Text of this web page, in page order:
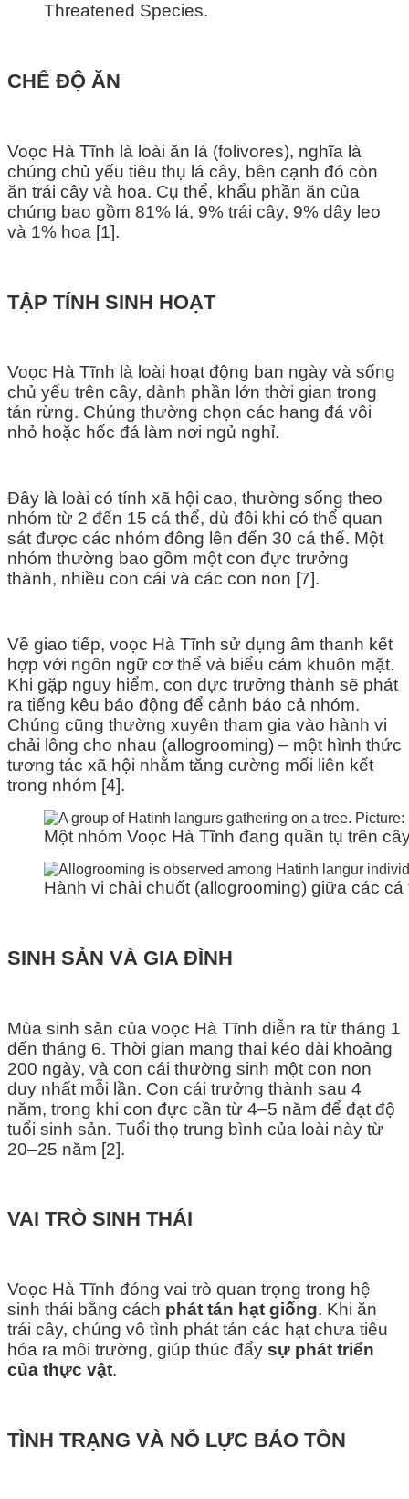
Threatened Species.
CHẾ ĐỘ ĂN
Voọc Hà Tĩnh là loài ăn lá (folivores), nghĩa là
chúng chủ yếu tiêu thụ lá cây, bên cạnh đó còn
ăn trái cây và hoa. Cụ thể, khẩu phần ăn của
chúng bao gồm 81% lá, 9% trái cây, 9% dây leo
và 1% hoa [1].
TẬP TÍNH SINH HOẠT
Voọc Hà Tĩnh là loài hoạt động ban ngày và sống
chủ yếu trên cây, dành phần lớn thời gian trong
tán rừng. Chúng thường chọn các hang đá vôi
nhỏ hoặc hốc đá làm nơi ngủ nghỉ.
Đây là loài có tính xã hội cao, thường sống theo
nhóm từ 2 đến 15 cá thể, dù đôi khi có thể quan
sát được các nhóm đông lên đến 30 cá thể. Một
nhóm thường bao gồm một con đực trưởng
thành, nhiều con cái và các con non [7].
Về giao tiếp, voọc Hà Tĩnh sử dụng âm thanh kết
hợp với ngôn ngữ cơ thể và biểu cảm khuôn mặt.
Khi gặp nguy hiểm, con đực trưởng thành sẽ phát
ra tiếng kêu báo động để cảnh báo cả nhóm.
Chúng cũng thường xuyên tham gia vào hành vi
chải lông cho nhau (allogrooming) – một hình thức
tương tác xã hội nhằm tăng cường mối liên kết
trong nhóm [4].
Một nhóm Voọc Hà Tĩnh đang quần tụ trên
Hành vi chải chuốt (allogrooming) giữa các
SINH SẢN VÀ GIA ĐÌNH
Mùa sinh sản của voọc Hà Tĩnh diễn ra từ tháng 1
đến tháng 6. Thời gian mang thai kéo dài khoảng
200 ngày, và con cái thường sinh một con non
duy nhất mỗi lần. Con cái trưởng thành sau 4
năm, trong khi con đực cần từ 4–5 năm để đạt độ
tuổi sinh sản. Tuổi thọ trung bình của loài này từ
20–25 năm [2].
VAI TRÒ SINH THÁI
Voọc Hà Tĩnh đóng vai trò quan trọng trong hệ
sinh thái bằng cách phát tán hạt giống. Khi ăn
trái cây, chúng vô tình phát tán các hạt chưa tiêu
hóa ra môi trường, giúp thúc đẩy sự phát triển
của thực vật.
TÌNH TRẠNG VÀ NỖ LỰC BẢO TỒN